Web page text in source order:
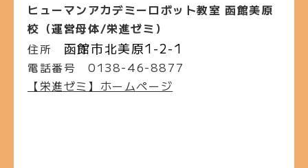
ヒューマンアカデミーロボット教室 函館美原
校（運営母体/栄進ゼミ）
住所
函館市北美原1-2-1
電話番号 0138-46-8877
【栄進ゼミ】ホームページ